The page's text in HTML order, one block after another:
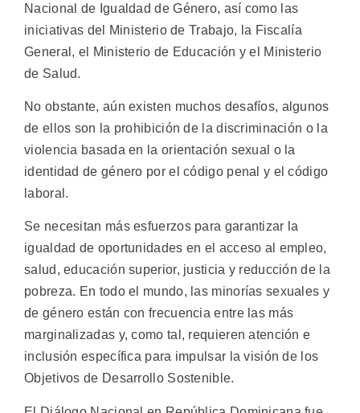
Nacional de Igualdad de Género, así como las
iniciativas del Ministerio de Trabajo, la Fiscalía
General, el Ministerio de Educación y el Ministerio
de Salud.
No obstante, aún existen muchos desafíos, algunos
de ellos son la prohibición de la discriminación o la
violencia basada en la orientación sexual o la
identidad de género por el código penal y el código
laboral.
Se necesitan más esfuerzos para garantizar la
igualdad de oportunidades en el acceso al empleo,
salud, educación superior, justicia y reducción de la
pobreza. En todo el mundo, las minorías sexuales y
de género están con frecuencia entre las más
marginalizadas y, como tal, requieren atención e
inclusión específica para impulsar la visión de los
Objetivos de Desarrollo Sostenible.